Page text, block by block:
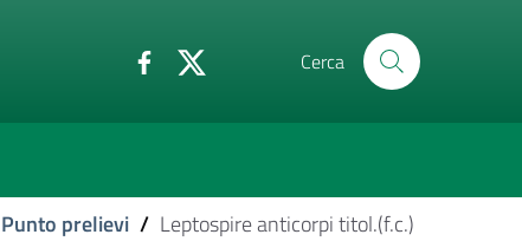
Cerca
Punto prelievi / Leptospire anticorpi titol.(f.c.)